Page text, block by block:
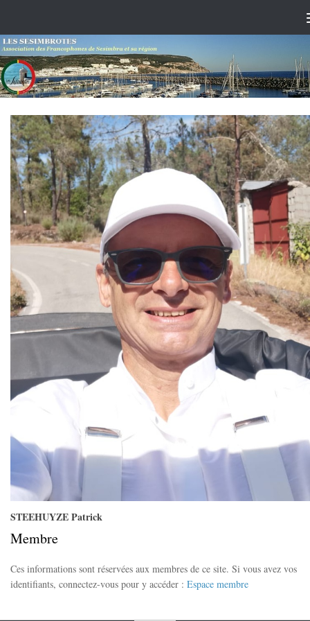
STEEHUYZE Patrick
Membre
Ces informations sont réservées aux membres de ce site. Si vous avez vos
identifiants, connectez-vous pour y accéder : Espace membre